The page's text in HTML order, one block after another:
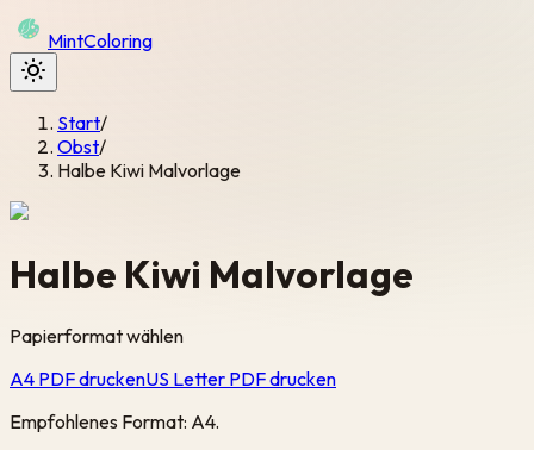
MintColoring
Start/
Obst/
Halbe Kiwi Malvorlage
Halbe Kiwi Malvorlage
Papierformat wählen
A4 PDF druckenUS Letter PDF drucken
Empfohlenes Format: A4.